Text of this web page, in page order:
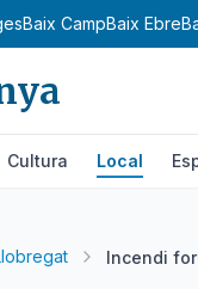
Baix CampBaix Ebre
Cultura Local
Incendi